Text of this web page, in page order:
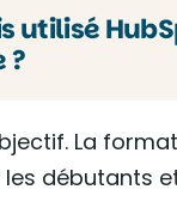
utilisé
?
La
débutants